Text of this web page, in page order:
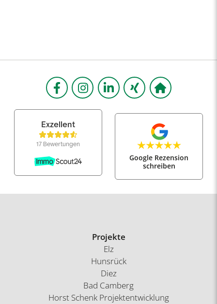
Google Rezension
schreiben
Projekte
Elz
Hunsrück
Diez
Bad Camberg
Horst Schenk Projektentwicklung